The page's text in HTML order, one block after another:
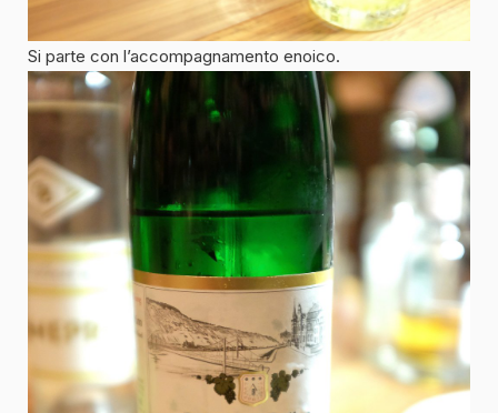
Si parte con l’accompagnamento enoico.